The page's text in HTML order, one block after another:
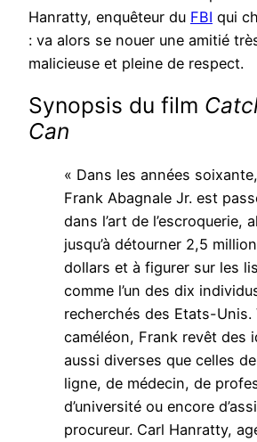
Hanratty, enquêteur du FBI qui
: va alors se nouer une amitié
malicieuse et pleine de respect.
Synopsis du film
Can
« Dans les années
Frank Abagnale Jr. est
dans l’art de l’escroquerie,
jusqu’à détourner 2,5
dollars et à figurer sur les
comme l’un des dix
recherchés des Etats-Unis.
caméléon, Frank revêt des
aussi diverses que celles
ligne, de médecin, de
d’université ou encore
procureur. Carl Hanratty,